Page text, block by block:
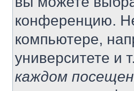
конференцию.
компьютере,
университете и
каждом